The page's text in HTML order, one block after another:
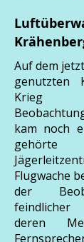
​Auf dem
genutzten
Krieg
kam noch
Flugwache
der
feindlicher
deren